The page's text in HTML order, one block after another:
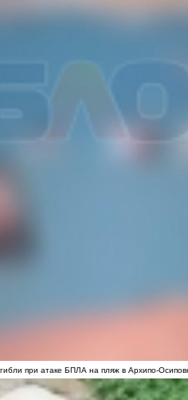
при атаке БПЛА на пляж в Архипо-